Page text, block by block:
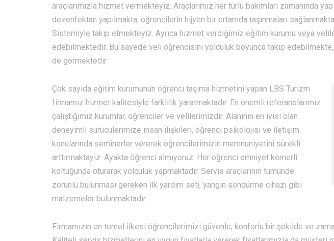
araçlarımızla hizmet vermekteyiz. Araçlarımız her türlü bakımları zamanında
dezenfektan yapılmakta, öğrencilerin hijyen bir ortamda taşınmaları
Sistemiyle takip etmekteyiz. Ayrıca hizmet verdiğimiz eğitim kurumu veya
edebilmektedir. Bu sayede veli öğrencisini yolculuk boyunca takip
de görmektedir.
Çok sayıda eğitim kurumunun öğrenci taşıma hizmetini yapan LBS Turizm
firmamız hizmet kalitesiyle farklılık yaratmaktadır. En önemli referanslarımız
çalıştığımız kurumlar, öğrenciler ve velilerimizdir. Alanının en iyisi olan
deneyimli sürücülerimize insan ilişkileri, öğrenci psikolojisi ve iletişim
konularında seminerler vererek öğrencilerimizin memnuniyetini sürekli
arttırmaktayız. Ayakta öğrenci almıyoruz. Her öğrenci emniyet kemerli
koltuğunda oturarak yolculuk yapmaktadır. Servis araçlarının tümünde
zorunlu bulunması gereken ilk yardım seti, yangın söndürme cihazı gibi
malzemeler bulunmaktadır.
Firmamızın en temel ilkesi öğrencilerimizi güvenle, konforlu bir şekilde ve